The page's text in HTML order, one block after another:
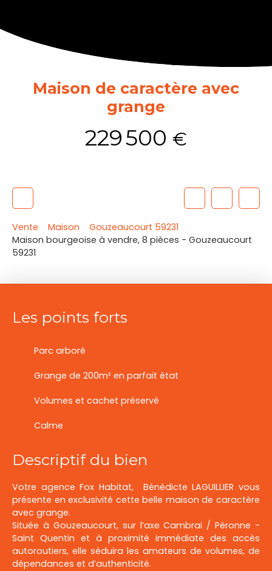
Maison de caractère avec
grange
229 500 €
Vente Maison
Gouzeaucourt 59231
Maison bourgeoise à vendre, 8 pièces - Gouzeaucourt
59231
Les points forts
Parc arboré
Grange de 200m² en parfait état
Volumes et cachet préservé
Calme
Descriptif du bien
Votre agence Fox Habitat, Bénédicte LAGUILLIER vous
présente en exclusivité cette belle maison de caractère
avec grange.
Située à Gouzeaucourt, sur l’axe Cambrai / Péronne -
Saint Quentin et à proximité immédiate des accès
autoroutiers, elle séduira les amateurs de volumes, de
dépendances et d’authenticité.